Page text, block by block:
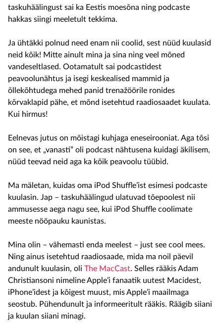
taskuhäälingust sai ka Eestis moesõna ning podcaste
hakkas siingi meeletult tekkima.
Ja ühtäkki polnud need enam nii coolid, sest nüüd kuulasid
neid kõik! Mitte ainult mina ja sina ning veel mõned
vandeseltlased. Ootamatult sai podcastidest
peavoolunähtus ja isegi keskealised mammid ja
õllekõhtudega mehed panid trenažöörile ronides
kõrvaklapid pähe, et mõnd isetehtud raadiosaadet kuulata.
Kui hirmus!
Eelnevas jutus on mõistagi kuhjaga eneseirooniat. Aga tõsi
on see, et „vanasti” oli podcast nähtusena kuidagi äkilisem,
nüüd teevad neid aga ka kõik peavoolu tüübid.
Ma mäletan, kuidas oma iPod Shuffle’ist esimesi podcaste
kuulasin. Jap – taskuhäälingud ulatuvad tõepoolest nii
ammusesse aega nagu see, kui iPod Shuffle coolimate
meeste nööpauku kaunistas.
Mina olin – vähemasti enda meelest – just see cool mees.
Ning ainus isetehtud raadiosaade, mida ma noil päevil
andunult kuulasin, oli The MacCast. Selles rääkis Adam
Christiansoni nimeline Apple’i fanaatik uutest Macidest,
iPhone’idest ja kõigest muust, mis Apple’i maailmaga
seostub. Pühendunult ja informeeritult rääkis. Räägib siiani
ja kuulan siiani minagi.